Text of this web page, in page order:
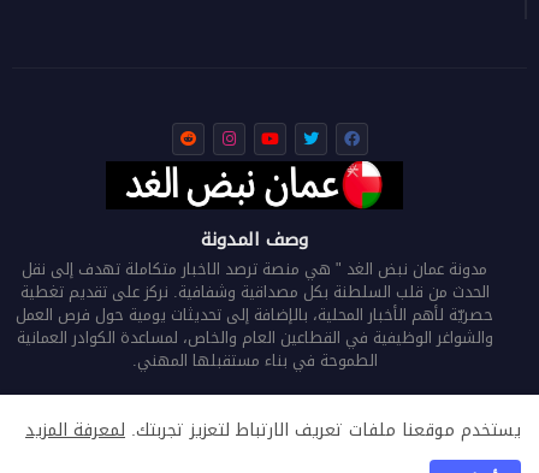
وصف المدونة
مدونة عمان نبض الغد " هي منصة ترصد الاخبار متكاملة تهدف إلى نقل
الحدث من قلب السلطنة بكل مصداقية وشفافية. نركز على تقديم تغطية
حصريّة لأهم الأخبار المحلية، بالإضافة إلى تحديثات يومية حول فرص العمل
والشواغر الوظيفية في القطاعين العام والخاص، لمساعدة الكوادر العمانية
الطموحة في بناء مستقبلها المهني.
الرئيسية من نحن اتصل بنا سياسة الخصوصية
يستخدم موقعنا ملفات تعريف الارتباط لتعزيز تجربتك. لمعرفة المزيد